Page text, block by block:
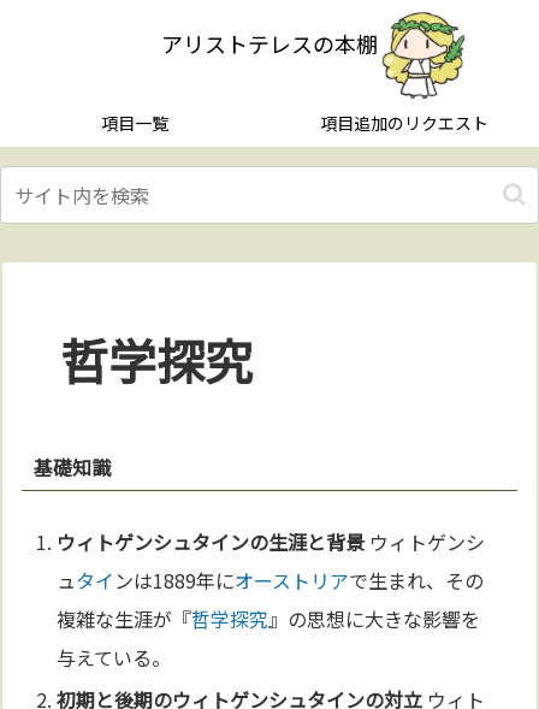
アリストテレスの本棚
項目一覧 項目追加のリクエスト
哲学探究
基礎知識
ウィトゲンシュタインの生涯と背景ウィトゲンシ
ュタインは1889年にオーストリアで生まれ、その
複雑な生涯が『哲学探究』の思想に大きな影響を
与えている。
初期と後期のウィトゲンシュタインの対立 ウィト